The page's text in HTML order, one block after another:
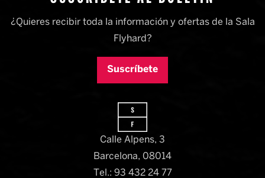
¿Quieres recibir toda la información y ofertas de la Sala
Flyhard?
Suscríbete
Calle Alpens, 3
Barcelona, 08014​
Tel.: 93 432 24 77